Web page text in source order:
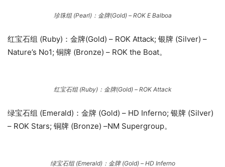
珍珠组 (Pearl)：金牌(Gold) – ROK E Balboa
红宝石组 (Ruby)：金牌(Gold) – ROK Attack; 银牌 (Silver) –
Nature’s No1; 铜牌 (Bronze) – ROK the Boat。
红宝石组 (Ruby)：金牌(Gold) – ROK Attack
绿宝石组 (Emerald)：金牌 (Gold) – HD Inferno; 银牌 (Silver)
– ROK Stars; 铜牌 (Bronze) –NM Supergroup。
绿宝石组 (Emerald)：金牌 (Gold) – HD Inferno